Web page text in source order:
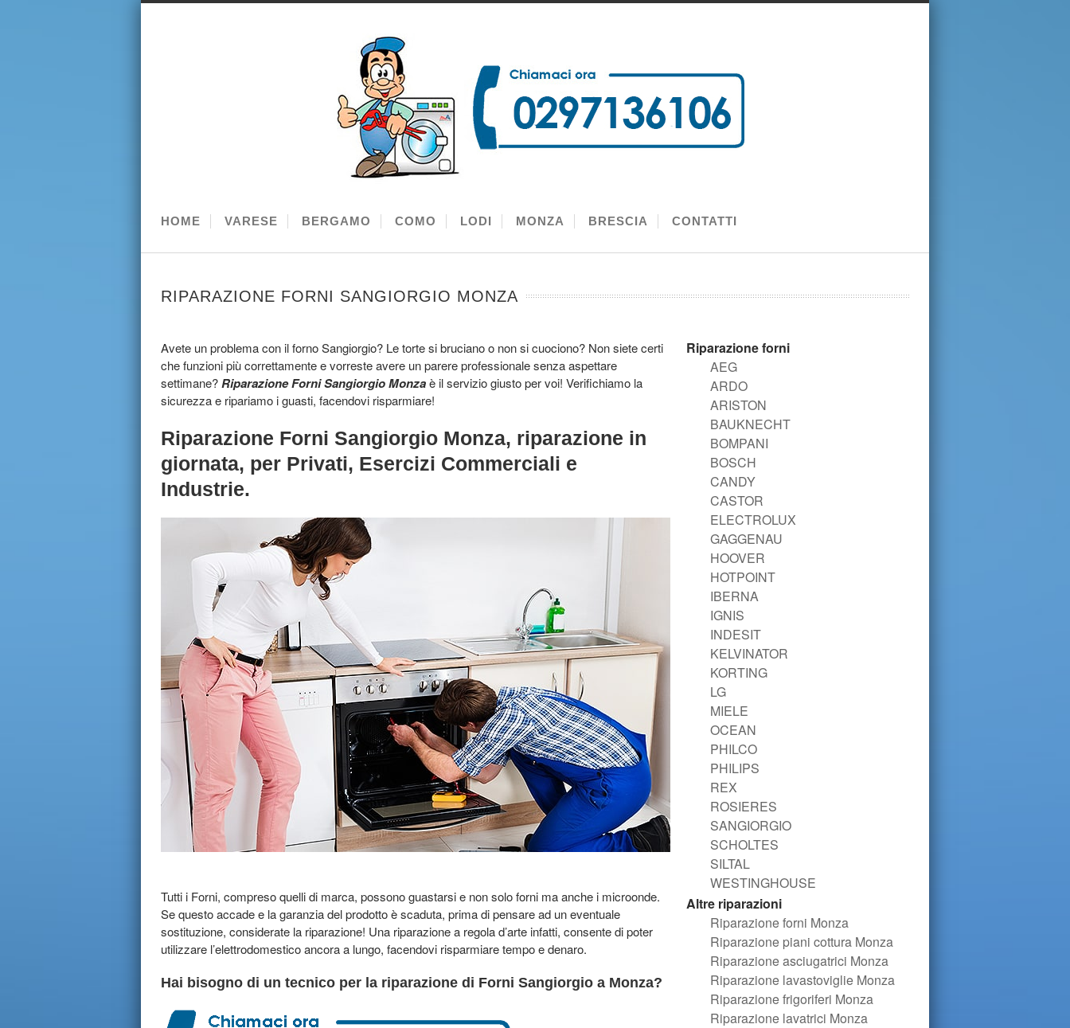
HOME VARESE BERGAMO COMO LODI MONZA BRESCIA CONTATTI
RIPARAZIONE FORNI SANGIORGIO MONZA
Avete un problema con il forno Sangiorgio? Le torte si bruciano o non si cuociono? Non siete certi
che funzioni più correttamente e vorreste avere un parere professionale senza aspettare
settimane?Riparazione Forni Sangiorgio Monzaè il servizio giusto per voi! Verifichiamo la
sicurezza e ripariamo i guasti, facendovi risparmiare!
Riparazione Forni Sangiorgio Monza, riparazione in
giornata, per Privati, Esercizi Commerciali e
Industrie.
Tutti i Forni, compreso quelli di marca, possono guastarsi e non solo forni ma anche i microonde.
Se questo accade e la garanzia del prodotto è scaduta, prima di pensare ad un eventuale
sostituzione, considerate la riparazione! Una riparazione a regola d’arte infatti, consente di poter
utilizzare l’elettrodomestico ancora a lungo, facendovi risparmiare tempo e denaro.
Hai bisogno di un tecnico per la riparazione di Forni Sangiorgio a Monza?
Riparazione forni
AEG
ARDO
ARISTON
BAUKNECHT
BOMPANI
BOSCH
CANDY
CASTOR
ELECTROLUX
GAGGENAU
HOOVER
HOTPOINT
IBERNA
IGNIS
INDESIT
KELVINATOR
KORTING
LG
MIELE
OCEAN
PHILCO
PHILIPS
REX
ROSIERES
SANGIORGIO
SCHOLTES
SILTAL
WESTINGHOUSE
Altre riparazioni
Riparazione forni Monza
Riparazione piani cottura Monza
Riparazione asciugatrici Monza
Riparazione lavastoviglie Monza
Riparazione frigoriferi Monza
Riparazione lavatrici Monza